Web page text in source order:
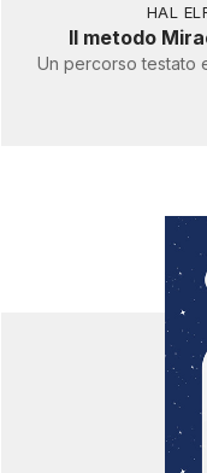
HAL
Il metodo
Un percorso testato